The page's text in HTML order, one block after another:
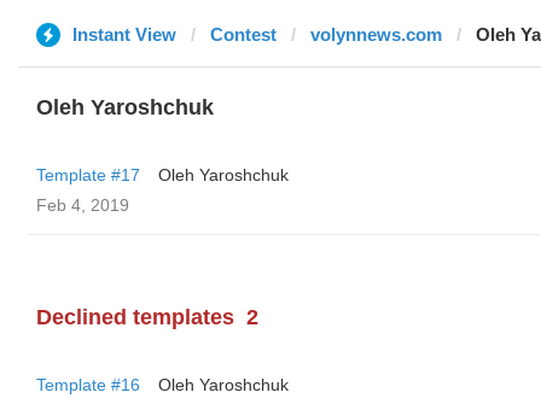
Instant View Contest volynnews.com Oleh
Oleh Yaroshchuk
Template #17
Oleh Yaroshchuk
Feb 4, 2019
Declined templates 2
Template #16
Oleh Yaroshchuk